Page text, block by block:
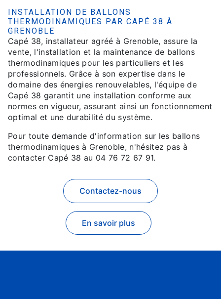
INSTALLATION DE BALLONS
THERMODINAMIQUES PAR CAPÉ 38 À
GRENOBLE
Capé 38, installateur agréé à Grenoble, assure la
vente, l'installation et la maintenance de ballons
thermodinamiques pour les particuliers et les
professionnels. Grâce à son expertise dans le
domaine des énergies renouvelables, l'équipe de
Capé 38 garantit une installation conforme aux
normes en vigueur, assurant ainsi un fonctionnement
optimal et une durabilité du système.
Pour toute demande d'information sur les ballons
thermodinamiques à Grenoble, n'hésitez pas à
contacter Capé 38 au 04 76 72 67 91.
En savoir plus
Contactez-nous